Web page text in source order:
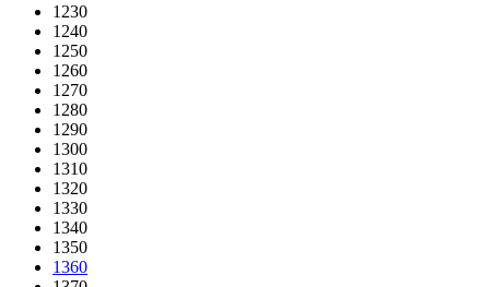
1230
1240
1250
1260
1270
1280
1290
1300
1310
1320
1330
1340
1350
1360